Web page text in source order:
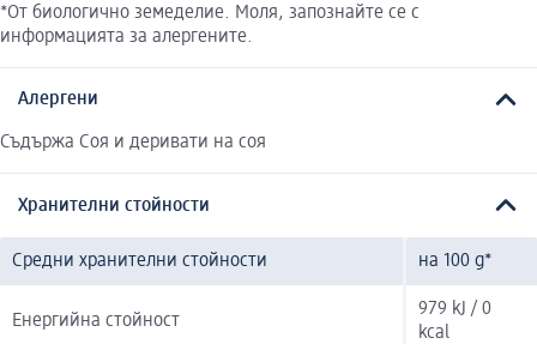
*От биологично земеделие. Моля, запознайте се с
информацията за алергените.
Алергени
Съдържа Соя и деривати на соя
Хранителни стойности
Средни хранителни стойности на 100 g*
Енергийна стойност
979 kJ / 0
kcal